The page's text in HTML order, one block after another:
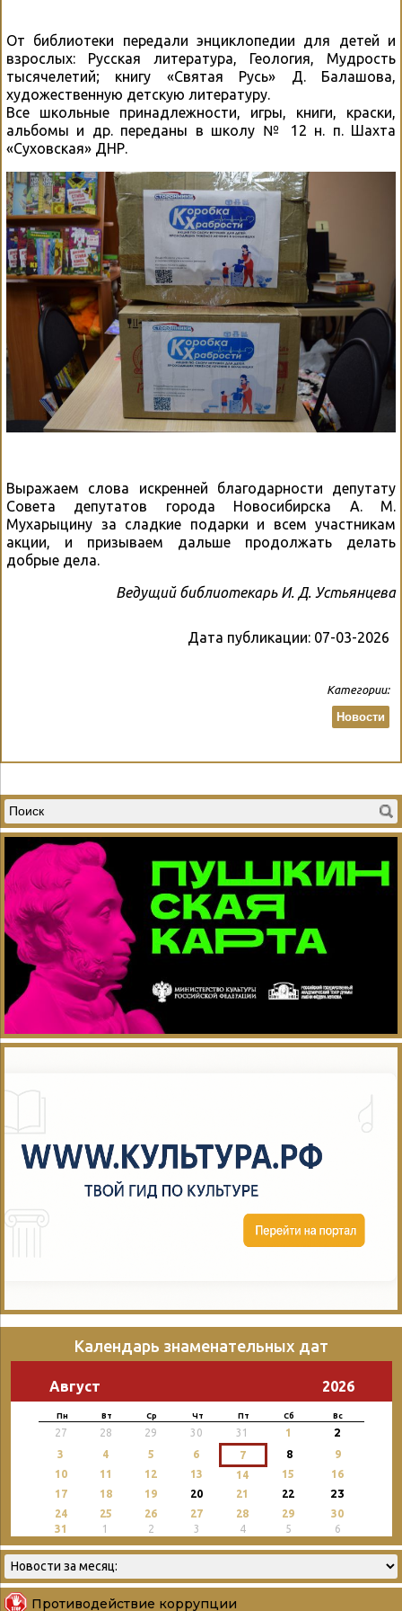
От библиотеки передали энциклопедии для детей и
взрослых: Русская литература, Геология, Мудрость
тысячелетий; книгу «Святая Русь» Д. Балашова,
художественную детскую литературу.
Все школьные принадлежности, игры, книги, краски,
альбомы и др. переданы в школу № 12 н. п. Шахта
«Суховская» ДНР.
Выражаем слова искренней благодарности депутату
Совета депутатов города Новосибирска А. М.
Мухарыцину за сладкие подарки и всем участникам
акции, и призываем дальше продолжать делать
добрые дела.
Ведущий библиотекарь И. Д. Устьянцева
Дата публикации: 07-03-2026
Категории:
Новости
Календарь знаменательных дат
Август 2026
Пн Вт Ср Чт Пт Сб Вс
27 28 29 30 31 1 2
3 4 5 6 7 8
9
10
11 12 13 14 15
16
17
18 19 20 21 22 23
24 25 26 27 28 29
30
31
1 2 3 4 5 6
Противодействие коррупции